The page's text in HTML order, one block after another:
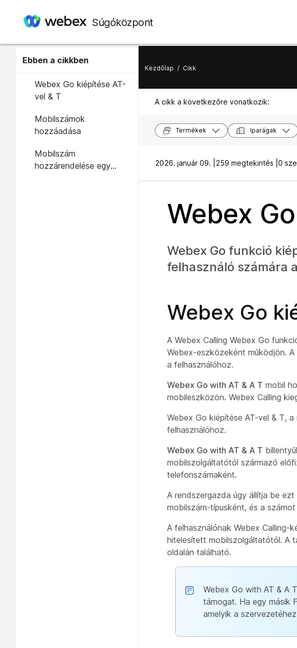
Súgóközpont
Ebben a cikkben
Webex Go kiépítése AT-
vel & T
Mobilszámok
hozzáadása
Mobilszám
hozzárendelése egy
Kezdőlap / Cikk
A cikk a következőre vonatkozik:
Termékek Iparágak
2026. január 09. | 259 megtekintés | 0
Webex
Webex Go funkció
felhasználó számára
Webex Go
A Webex Calling Webex Go
Webex-eszközeként működjön.
a felhasználóhoz.
Webex Go with AT & A T mobil
mobileszközön. Webex Calling
Webex Go kiépítése AT-vel & T,
felhasználóhoz.
Webex Go with AT & A T
mobilszolgáltatótól származó
telefonszámaként.
A rendszergazda úgy állítja be
mobilszám-típusként, és a
A felhasználónak Webex Calling-
hitelesített mobilszolgáltatótól. A
oldalán található.
Webex Go with AT & A
támogat. Ha egy másik
amelyik a